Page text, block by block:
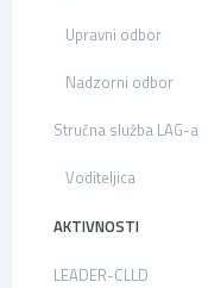
Upravni odbor
Nadzorni odbor
Stručna služba LAG-a
Voditeljica
AKTIVNOSTI
LEADER-CLLD